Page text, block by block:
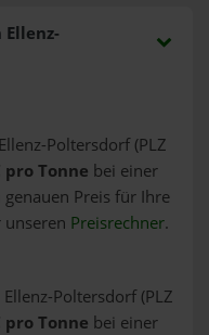
Poltersdorf (PLZ
pro Tonne bei einer
Preis für Ihre
unseren Preisrechner.
Poltersdorf (PLZ
pro Tonne bei einer